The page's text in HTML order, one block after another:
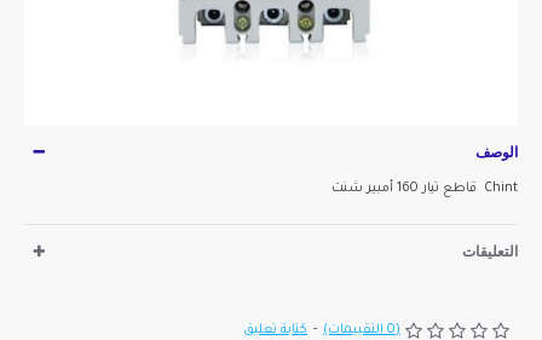
الوصف
Chint قاطع تيار 160 أمبير شنت
التعليقات
(0 التقييمات) - كتابة تعليق